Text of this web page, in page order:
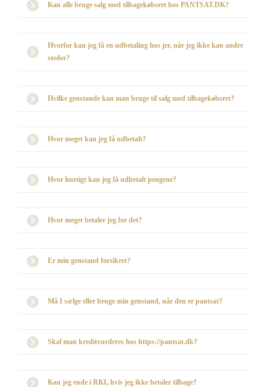
Kan alle bruge salg med tilbagekøbsret hos PANTSAT.DK?
Hvorfor kan jeg få en udbetaling hos jer, når jeg ikke kan andre
steder?
Hvilke genstande kan man bruge til salg med tilbagekøbsret?
Hvor meget kan jeg få udbetalt?
Hvor hurtigt kan jeg få udbetalt pengene?
Hvor meget betaler jeg for det?
Er min genstand forsikret?
Må I sælge eller bruge min genstand, når den er pantsat?
Skal man kreditvurderes hos https://pantsat.dk?
Kan jeg ende i RKI, hvis jeg ikke betaler tilbage?